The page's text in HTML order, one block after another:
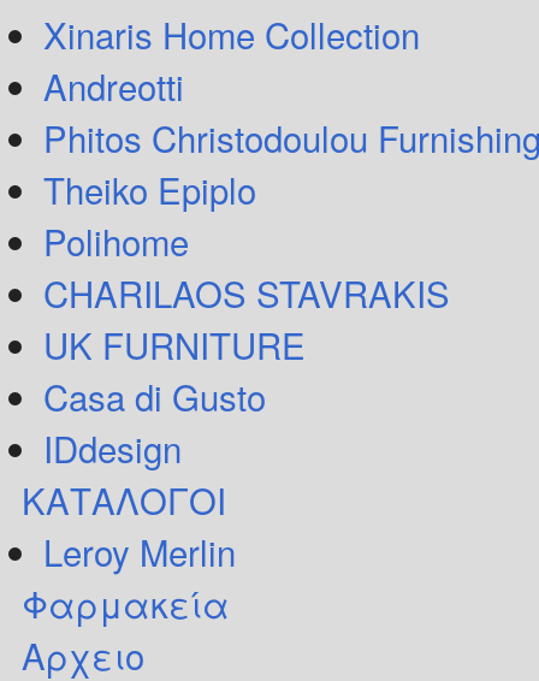
Xinaris Home Collection
Andreotti
Phitos Christodoulou
Theiko Epiplo
Polihome
CHARILAOS STAVRAKIS
UK FURNITURE
Casa di Gusto
IDdesign
ΚΑΤΑΛΟΓΟΙ
Leroy Merlin
Φαρμακεία
Αρχειο